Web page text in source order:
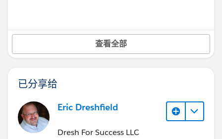
查看全部
已分享给
Eric Dreshfield
Dresh For Success LLC